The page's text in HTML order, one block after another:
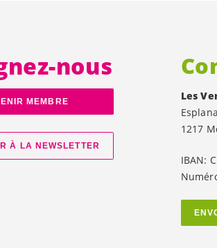
nous
MEMBRE
À LA NEWSLETTER
Les
1217
IBAN: